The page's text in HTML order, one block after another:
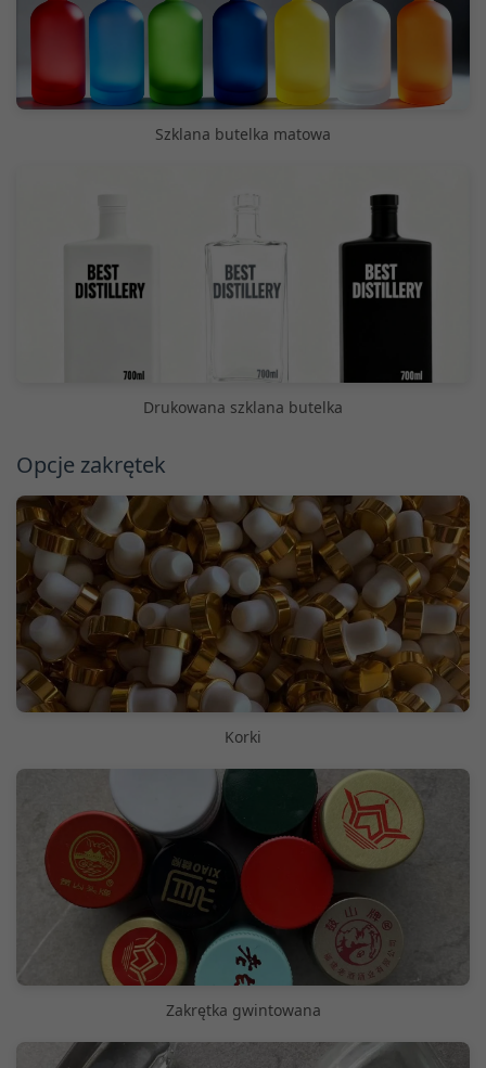
Szklana butelka matowa
Drukowana szklana butelka
Opcje zakrętek
Korki
Zakrętka gwintowana